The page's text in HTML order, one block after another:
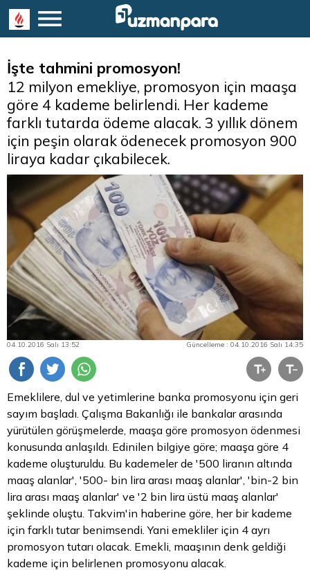
İşte tahmini promosyon!
12 milyon emekliye, promosyon için maaşa
göre 4 kademe belirlendi. Her kademe
farklı tutarda ödeme alacak. 3 yıllık dönem
için peşin olarak ödenecek promosyon 900
liraya kadar çıkabilecek.
04.10.2016 Salı 13:52 Güncelleme : 04.10.2016 Salı 14:35
Emeklilere, dul ve yetimlerine banka promosyonu için geri
sayım başladı. Çalışma Bakanlığı ile bankalar arasında
yürütülen görüşmelerde, maaşa göre promosyon ödenmesi
konusunda anlaşıldı. Edinilen bilgiye göre; maaşa göre 4
kademe oluşturuldu. Bu kademeler de '500 liranın altında
maaş alanlar', '500- bin lira arası maaş alanlar', 'bin-2 bin
lira arası maaş alanlar' ve '2 bin lira üstü maaş alanlar'
şeklinde oluştu. Takvim'in haberine göre, her bir kademe
için farklı tutar benimsendi. Yani emekliler için 4 ayrı
promosyon tutarı olacak. Emekli, maaşının denk geldiği
kademe için belirlenen promosyonu alacak.